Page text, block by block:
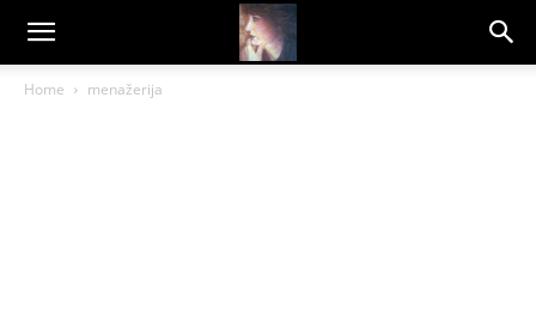
Dragana
Home menažerija